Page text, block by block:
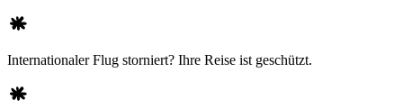
Internationaler Flug storniert? Ihre Reise ist geschützt.